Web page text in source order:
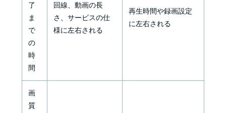
了
ま
で
の
時
間
回線、動画の長
さ、サービスの仕
様に左右される
再生時間や録画設定
に左右される
画
質